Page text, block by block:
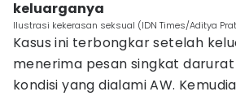
keluarganya
Ilustrasi kekerasan seksual (IDN Times/Aditya
Kasus ini terbongkar setelah
menerima pesan singkat
kondisi yang dialami AW.